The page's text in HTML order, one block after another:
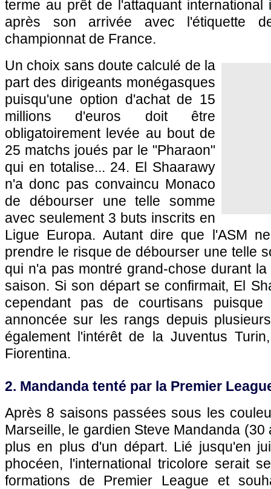
terme au prêt de l'attaquant international
après son arrivée avec l'étiquette
championnat de France.
Un choix sans doute calculé de la
part des dirigeants monégasques
puisqu'une option d'achat de 15
millions d'euros doit être
obligatoirement levée au bout de
25 matchs joués par le "Pharaon"
qui en totalise... 24. El Shaarawy
n'a donc pas convaincu Monaco
de débourser une telle somme
avec seulement 3 buts inscrits en
Ligue Europa. Autant dire que l'ASM
prendre le risque de débourser une telle
qui n'a pas montré grand-chose durant
saison. Si son départ se confirmait, El
cependant pas de courtisans
annoncée sur les rangs depuis
également l'intérêt de la Juventus
Fiorentina.
2. Mandanda tenté par la Premier
Après 8 saisons passées sous les
Marseille, le gardien Steve Mandanda
plus en plus d'un départ. Lié jusqu'en
phocéen, l'international tricolore serait
formations de Premier League et